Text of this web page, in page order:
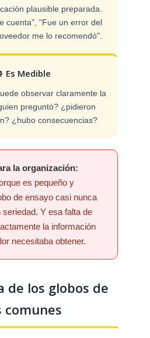
plausible preparada.
cuenta", "Fue un error del
me lo recomendó".
Es Medible
observar claramente la
preguntó? ¿pidieron
¿hubo consecuencias?
la organización:
es pequeño y
de ensayo casi nunca
Y esa falta de
la información
necesitaba obtener.
de los globos de
comunes